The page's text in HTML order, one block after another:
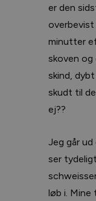
er den
overbevist
minutter
skoven og
skind,
skudt til
ej??
Jeg går
ser
løb i. Mine